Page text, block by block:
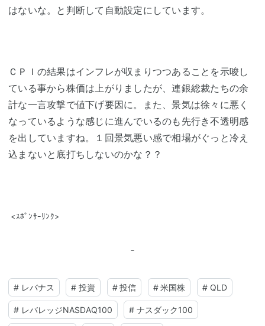
はないな。と判断して自動設定にしています。
ＣＰＩの結果はインフレが収まりつつあることを示唆し
ている事から株価は上がりましたが、連銀総裁たちの余
計な一言攻撃で値下げ要因に。また、景気は徐々に悪く
なっているような感じに進んでいるのも先行き不透明感
を出していますね。１回景気悪い感で相場がぐっと冷え
込まないと底打ちしないのかな？？
<ｽﾎﾟﾝｻｰﾘﾝｸ>
# レバナス # 投資 # 投信 # 米国株 # QLD
# レバレッジNASDAQ100 # ナスダック100